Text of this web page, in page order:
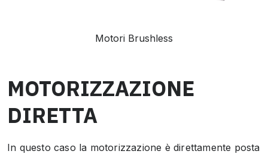
Motori Brushless
MOTORIZZAZIONE
DIRETTA
In questo caso la motorizzazione è direttamente posta